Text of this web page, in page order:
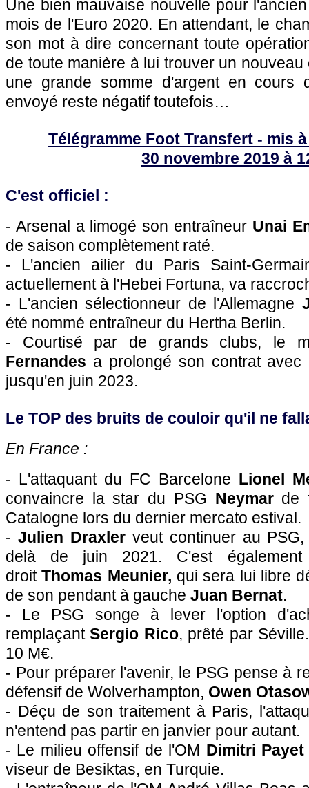
Une bien mauvaise nouvelle pour
mois de l'Euro 2020. En attendant, le
son mot à dire concernant toute
de toute manière à lui trouver un
une grande somme d'argent en cours
envoyé reste négatif toutefois…
Télégramme Foot Transfert - mis
30 novembre 2019 à
C'est officiel :
- Arsenal a limogé son entraîneur Unai
de saison complètement raté.
- L'ancien ailier du Paris Saint-
actuellement à l'Hebei Fortuna, va
- L'ancien sélectionneur de l'Allemagne
été nommé entraîneur du Hertha Berlin.
- Courtisé par de grands clubs, le
Fernandes a prolongé son contrat avec
jusqu'en juin 2023.
Le TOP des bruits de couloir qu'il ne
En France :
- L'attaquant du FC Barcelone Lionel
convaincre la star du PSG Neymarde
Catalogne lors du dernier mercato estival.
- Julien Draxlerveut continuer au
delà de juin 2021. C'est
droitThomas Meunier, qui sera lui libre
de son pendant à gauche Juan Bernat.
- Le PSG songe à lever l'option
remplaçantSergio Rico, prêté par
10 M€.
- Pour préparer l'avenir, le PSG pense à
défensif de Wolverhampton, Owen
- Déçu de son traitement à Paris,
n'entend pas partir en janvier pour autant.
- Le milieu offensif de l'OM Dimitri Payet
viseur de Besiktas, en Turquie.